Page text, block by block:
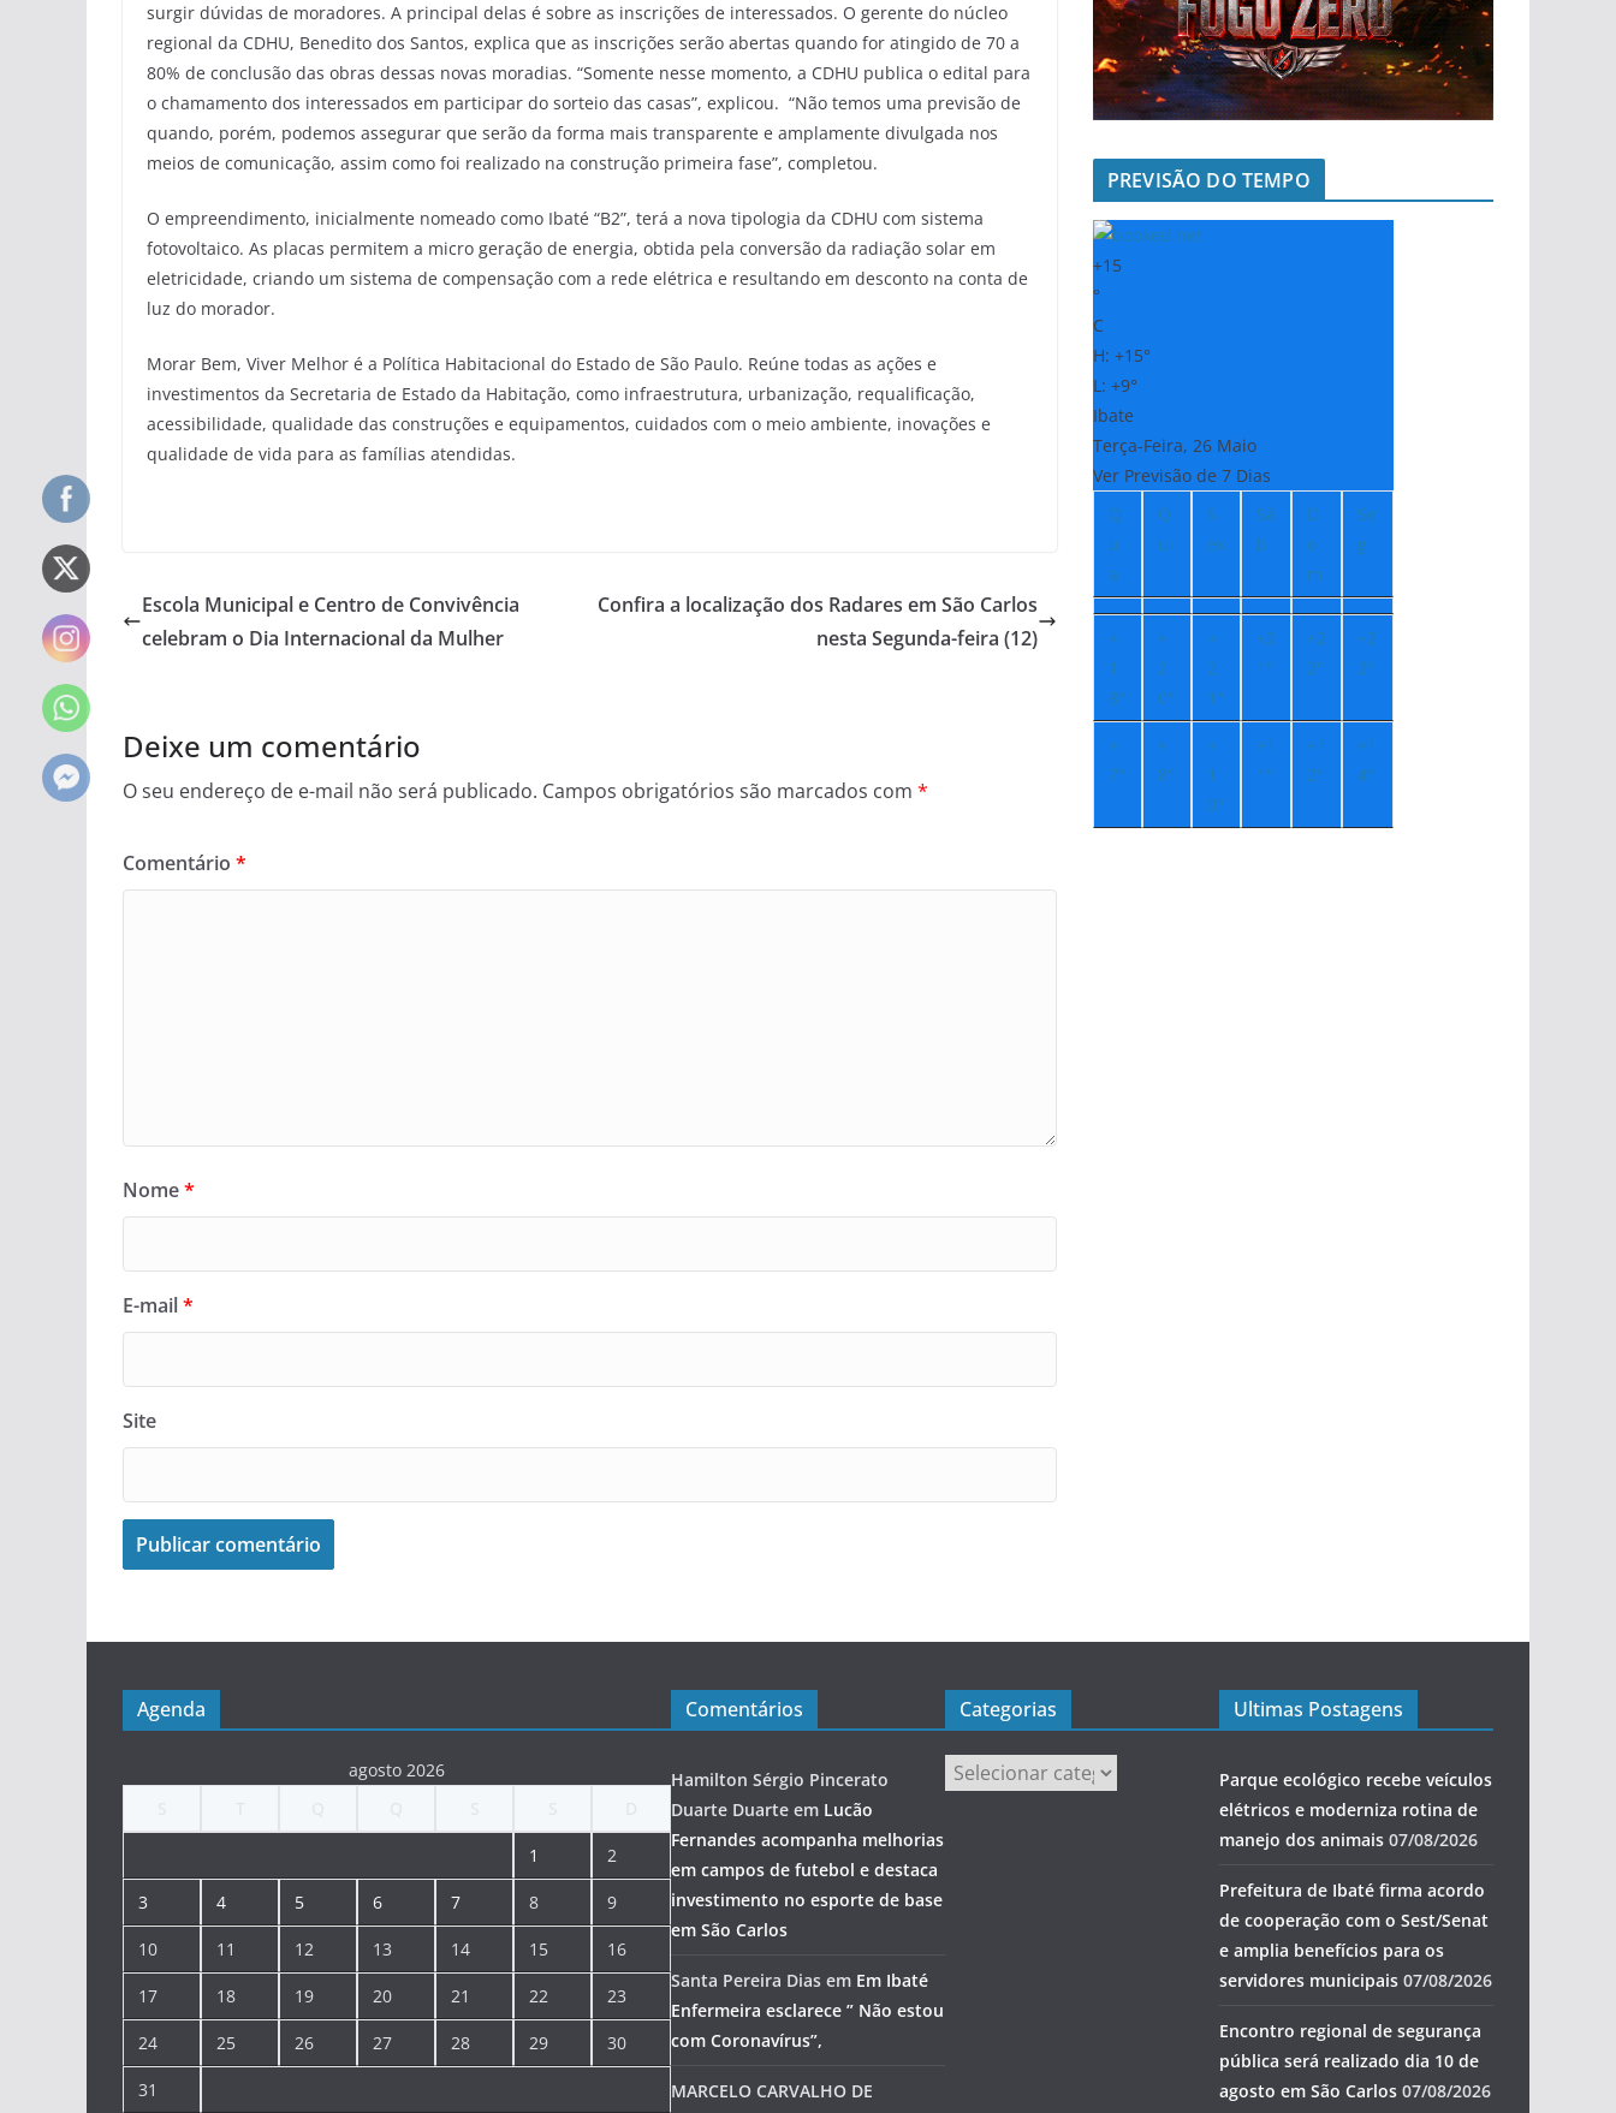
surgir dúvidas de moradores. A principal delas é sobre as inscrições de interessados. O gerente do núcleo
regional da CDHU, Benedito dos Santos, explica que as inscrições serão abertas quando for atingido de 70 a
80% de conclusão das obras dessas novas moradias. “Somente nesse momento, a CDHU publica o edital para
o chamamento dos interessados em participar do sorteio das casas”, explicou. “Não temos uma previsão de
quando, porém, podemos assegurar que serão da forma mais transparente e amplamente divulgada nos
meios de comunicação, assim como foi realizado na construção primeira fase”, completou.
O empreendimento, inicialmente nomeado como Ibaté “B2”, terá a nova tipologia da CDHU com sistema
fotovoltaico. As placas permitem a micro geração de energia, obtida pela conversão da radiação solar em
eletricidade, criando um sistema de compensação com a rede elétrica e resultando em desconto na conta de
luz do morador.
Morar Bem, Viver Melhor é a Política Habitacional do Estado de São Paulo. Reúne todas as ações e
investimentos da Secretaria de Estado da Habitação, como infraestrutura, urbanização, requalificação,
acessibilidade, qualidade das construções e equipamentos, cuidados com o meio ambiente, inovações e
qualidade de vida para as famílias atendidas.
Escola Municipal e Centro de Convivência
celebram o Dia Internacional da Mulher
Confira a localização dos Radares em São Carlos
nesta Segunda-feira (12)
Deixe um comentário
O seu endereço de e-mail não será publicado. Campos obrigatórios são marcados com *
Comentário *
Nome*
E-mail*
Site
PREVISÃO DO TEMPO
+15
°
C
H: +15°
L: +9°
Ibate
Terça-Feira, 26 Maio
Ver Previsão de 7 Dias
Q
u
a
Q
ui
S
ex
Sá
b
D
o
m
Se
g
+
1
8°
+
2
0°
+
2
1°
+2
1°
+2
2°
+2
2°
+
7°
+
8°
+
1
0°
+1
1°
+1
2°
+1
4°
Agenda
agosto 2026
1 2
3 4 5 6 7 8 9
10 11 12 13 14 15 16
17 18 19 20 21 22 23
24 25 26 27 28 29 30
31
Comentários
Hamilton Sérgio Pincerato
Duarte Duarte em Lucão
Fernandes acompanha melhorias
em campos de futebol e destaca
investimento no esporte de base
em São Carlos
Santa Pereira Dias em Em Ibaté
Enfermeira esclarece ” Não estou
com Coronavírus”,
MARCELO CARVALHO DE
Categorias
Categorias
Ultimas Postagens
Parque ecológico recebe veículos
elétricos e moderniza rotina de
manejo dos animais 07/08/2026
Prefeitura de Ibaté firma acordo
de cooperação com o Sest/Senat
e amplia benefícios para os
servidores municipais 07/08/2026
Encontro regional de segurança
pública será realizado dia 10 de
agosto em São Carlos 07/08/2026